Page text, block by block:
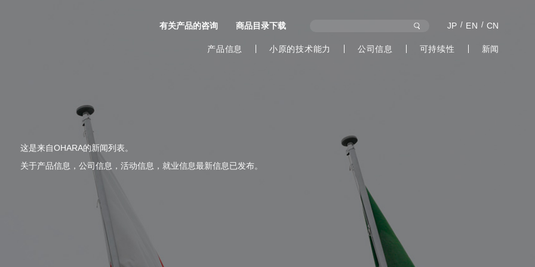
有关产品的咨询 商品目录下载 JP EN CN
产品信息 小原的技术能力 公司信息 可持续性 新闻
这是来自OHARA的新闻列表。
关于产品信息，公司信息，活动信息，就业信息最新信息已发布。